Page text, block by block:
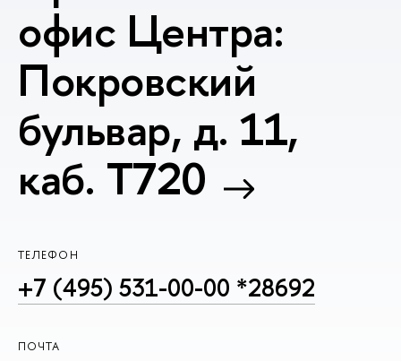
офис Центра:
Покровский
бульвар, д. 11,
каб. T720
ТЕЛЕФОН
+7 (495) 531-00-00 *28692
ПОЧТА